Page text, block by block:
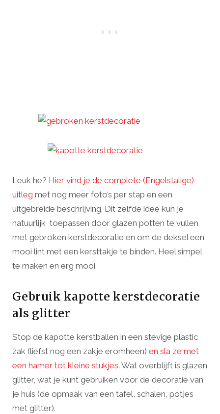
Leuk he? Hier vind je de complete (Engelstalige)
uitleg met nog meer foto’s per stap en een
uitgebreide beschrijving. Dit zelfde idee kun je
natuurlijk toepassen door glazen potten te vullen
met gebroken kerstdecoratie en om de deksel een
mooi lint met een kersttakje te binden. Heel simpel
te maken en erg mooi.
Gebruik kapotte kerstdecoratie
als glitter
Stop de kapotte kerstballen in een stevige plastic
zak (liefst nog een zakje eromheen) en sla ze met
een hamer tot kleine stukjes. Wat overblijft is glazen
glitter, wat je kunt gebruiken voor de decoratie van
je huis (de opmaak van een tafel, schalen, potjes
met glitter).